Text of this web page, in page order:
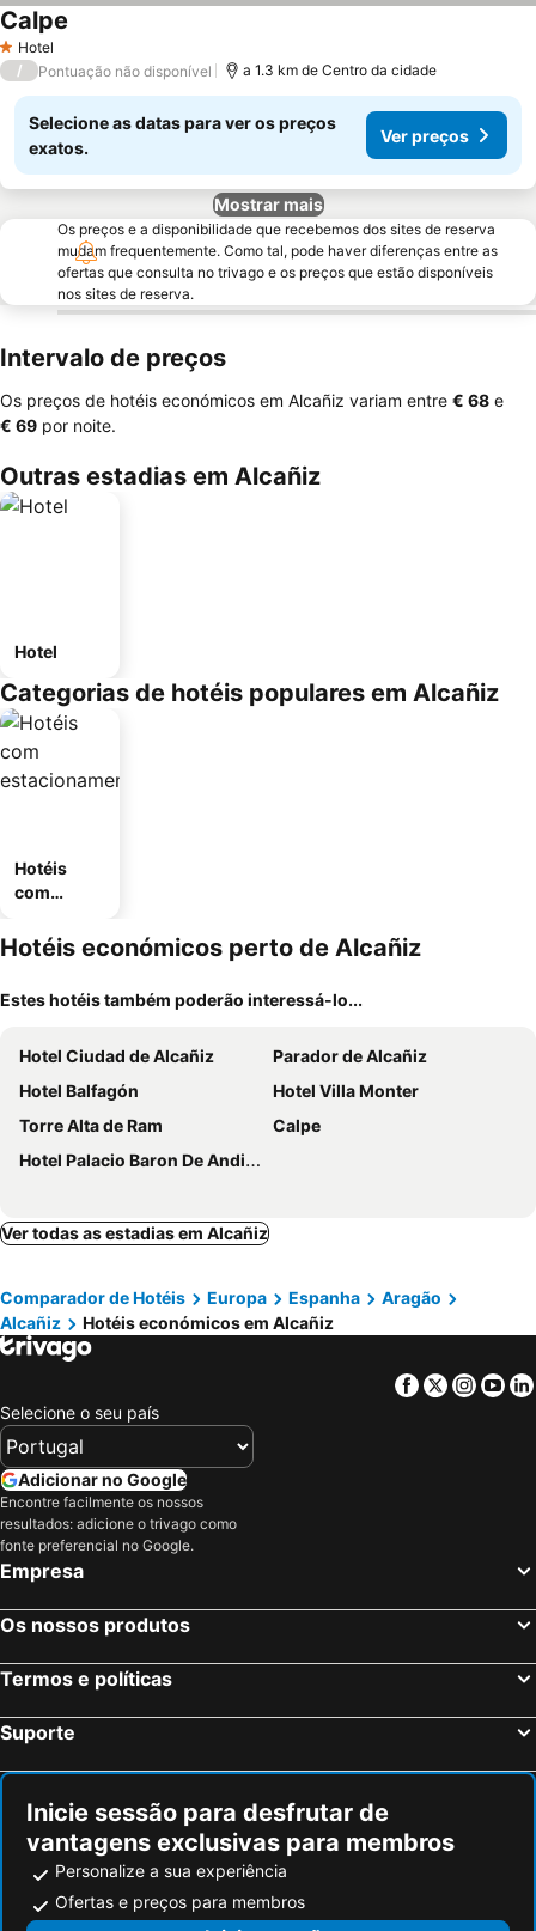
1 Estrelas
Hotel
Calpe
/ Pontuação não disponível a 1.3 km de Centro da cidade
Selecione as datas para ver os preços
exatos.
Ver preços
Mostrar mais
Os preços e a disponibilidade que recebemos dos sites de reserva
mudam frequentemente. Como tal, pode haver diferenças entre as
ofertas que consulta no trivago e os preços que estão disponíveis
nos sites de reserva.
Intervalo de preços
Os preços de hotéis económicos em Alcañiz variam entre ‎€ 68 e
‎€ 69 por noite.
Outras estadias em Alcañiz
Hotel
Categorias de hotéis populares em Alcañiz
Hotéis
com
mento
Hotéis económicos perto de Alcañiz
Estes hotéis também poderão interessá-lo...
Hotel Ciudad de Alcañiz
Parador de Alcañiz
Hotel Balfagón
Hotel Villa Monter
Torre Alta de Ram
Calpe
Hotel Palacio Baron De Andilla
Ver todas as estadias em Alcañiz
Comparador de Hotéis Europa Espanha
Aragão
Alcañiz
Hotéis económicos em Alcañiz
Facebook
Twitter
Selecione o seu país
Adicionar no Google
Encontre facilmente os nossos
resultados: adicione o trivago como
fonte preferencial no Google.
Empresa
Os nossos produtos
Termos e políticas
Suporte
Inicie sessão para desfrutar de
vantagens exclusivas para membros
Personalize a sua experiência
Ofertas e preços para membros